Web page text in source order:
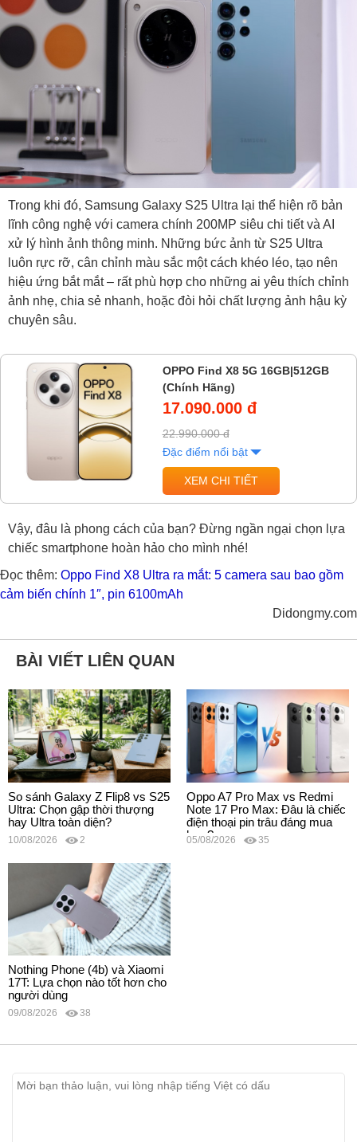
Trong khi đó, Samsung Galaxy S25 Ultra lại thể hiện rõ bản
lĩnh công nghệ với camera chính 200MP siêu chi tiết và AI
xử lý hình ảnh thông minh. Những bức ảnh từ S25 Ultra
luôn rực rỡ, cân chỉnh màu sắc một cách khéo léo, tạo nên
hiệu ứng bắt mắt – rất phù hợp cho những ai yêu thích chỉnh
ảnh nhẹ, chia sẻ nhanh, hoặc đòi hỏi chất lượng ảnh hậu kỳ
chuyên sâu.
OPPO Find X8 5G 16GB|512GB
(Chính Hãng)
17.090.000 đ
22.990.000 đ
Đặc điểm nổi bật
XEM CHI TIẾT
Vậy, đâu là phong cách của bạn? Đừng ngần ngại chọn lựa
chiếc smartphone hoàn hảo cho mình nhé!
Đọc thêm: Oppo Find X8 Ultra ra mắt: 5 camera sau bao gồm
cảm biến chính 1″, pin 6100mAh
Didongmy.com
BÀI VIẾT LIÊN QUAN
So sánh Galaxy Z Flip8 vs S25
Ultra: Chọn gập thời thượng
hay Ultra toàn diện?
10/08/2026 2
Oppo A7 Pro Max vs Redmi
Note 17 Pro Max: Đâu là chiếc
điện thoại pin trâu đáng mua
hơn?
05/08/2026 35
Nothing Phone (4b) và Xiaomi
17T: Lựa chọn nào tốt hơn cho
người dùng
09/08/2026 38